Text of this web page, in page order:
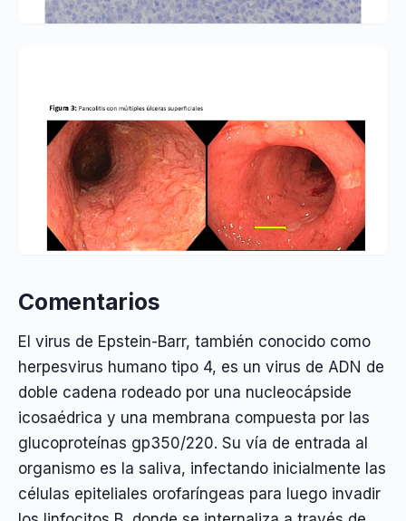
Comentarios
El virus de Epstein-Barr, también conocido como
herpesvirus humano tipo 4, es un virus de ADN de
doble cadena rodeado por una nucleocápside
icosaédrica y una membrana compuesta por las
glucoproteínas gp350/220. Su vía de entrada al
organismo es la saliva, infectando inicialmente las
células epiteliales orofaríngeas para luego invadir